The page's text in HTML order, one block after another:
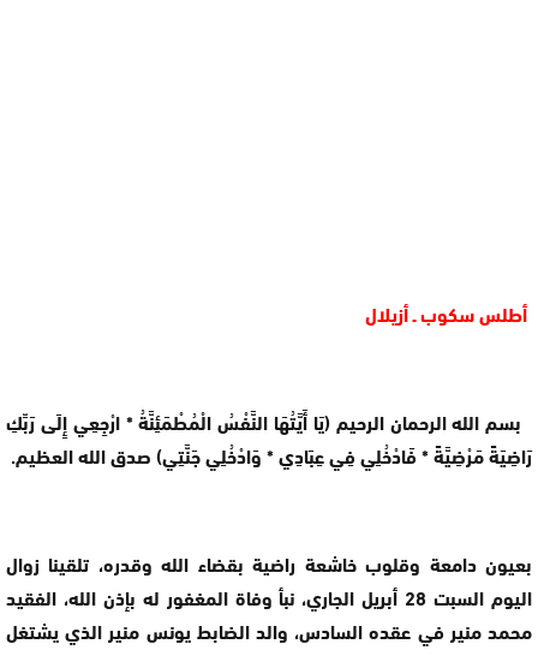
أطلس سكوب ـ أزيلال
بسم الله الرحمان الرحيم (يَا أَيَّتُهَا النَّفْسُ الْمُطْمَئِنَّةُ * ارْجِعِي إِلَى رَبِّكِ
رَاضِيَةً مَرْضِيَّةً * فَادْخُلِي فِي عِبَادِي * وَادْخُلِي جَنَّتِي) صدق الله العظيم.
بعيون دامعة وقلوب خاشعة راضية بقضاء الله وقدره، تلقينا زوال
اليوم السبت 28 أبريل الجاري، نبأ وفاة المغفور له بإذن الله، الفقيد
محمد منير في عقده السادس، والد الضابط يونس منير الذي يشتغل